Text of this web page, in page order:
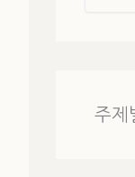
주제